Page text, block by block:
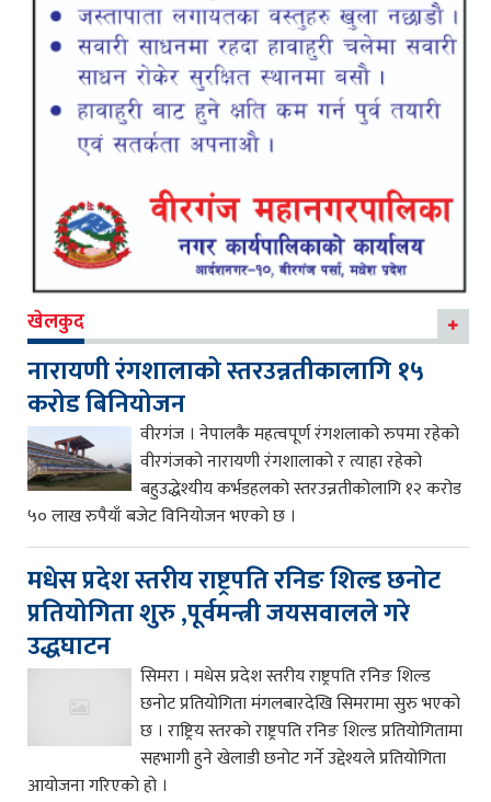
खेलकुद
नारायणी रंगशालाको स्तरउन्नतीकालागि १५
करोड बिनियोजन
वीरगंज । नेपालकै महत्वपूर्ण रंगशलाको रुपमा रहेको
वीरगंजको नारायणी रंगशालाको र त्याहा रहेको
बहुउद्धेश्यीय कर्भडहलको स्तरउन्नतीकोलागि १२ करोड
५० लाख रुपैयाँ बजेट विनियोजन भएको छ ।
मधेस प्रदेश स्तरीय राष्ट्रपति रनिङ शिल्ड छनोट
प्रतियोगिता शुरु ,पूर्वमन्त्री जयसवालले गरे
उद्धघाटन
सिमरा । मधेस प्रदेश स्तरीय राष्ट्रपति रनिङ शिल्ड
छनोट प्रतियोगिता मंगलबारदेखि सिमरामा सुरु भएको
छ । राष्ट्रिय स्तरको राष्ट्रपति रनिङ शिल्ड प्रतियोगितामा
सहभागी हुने खेलाडी छनोट गर्ने उद्देश्यले प्रतियोगिता
आयोजना गरिएको हो ।